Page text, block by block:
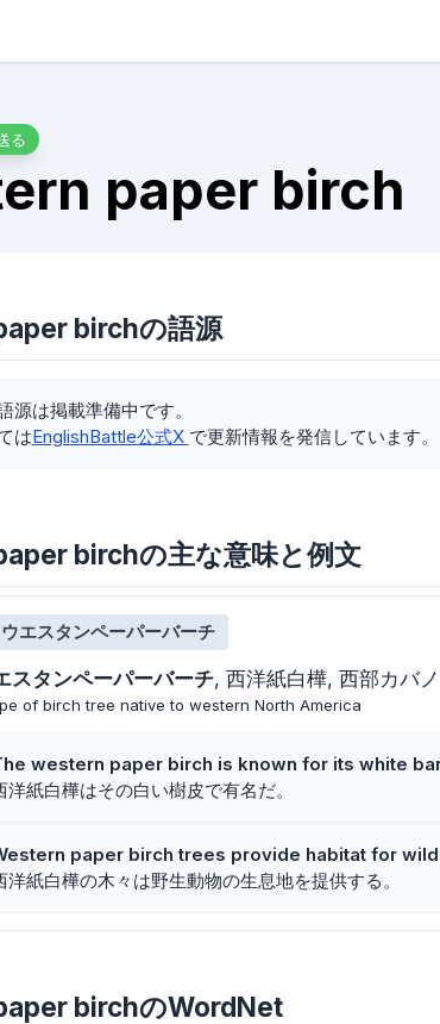
る
paper birch
birchの語源
源は掲載準備中です。
はEnglishBattle公式X で更新情報を発信しています。
birchの主な意味と例文
ウエスタンペーパーバーチ
スタンペーパーバーチ 西洋紙白樺 西部カバ
of birch tree native to western North America
western paper birch is known for its white
洋紙白樺はその白い樹皮で有名だ。
paper birch trees provide habitat for
洋紙白樺の木々は野生動物の生息地を提供する。
birchのWordNet